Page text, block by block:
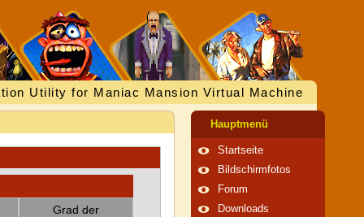
Utility for Maniac Mansion Virtual Machine
Grad der
Hauptmenü
Startseite
Bildschirmfotos
Forum
Downloads